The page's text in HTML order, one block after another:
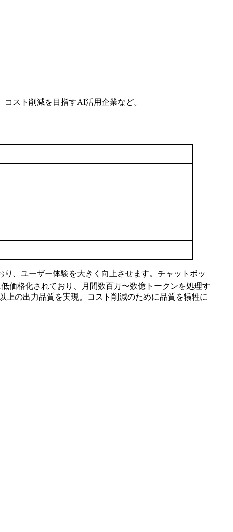
スト削減を目指すAI活用企業など。
り、ユーザー体験を大きく向上させます。チャットボッ
価格化されており、月間数百万〜数億トークンを処理す
上の出力品質を実現。コスト削減のために品質を犠牲に